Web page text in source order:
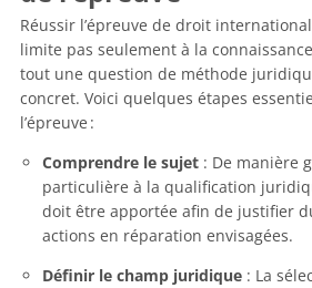
Réussir l’épreuve de droit
limite pas seulement à la
tout une question de méthode
concret. Voici quelques étapes
l’épreuve :
Comprendre le sujet: De manière
particulière à la qualification
doit être apportée afin de justifier
actions en réparation envisagées.
Définir le champ juridique: La